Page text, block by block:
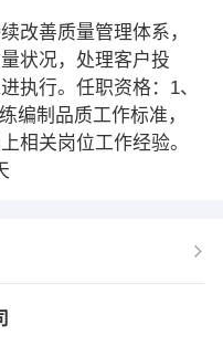
改善质量管理体系，
状况，处理客户投
执行。任职资格：1、
编制品质工作标准，
相关岗位工作经验。